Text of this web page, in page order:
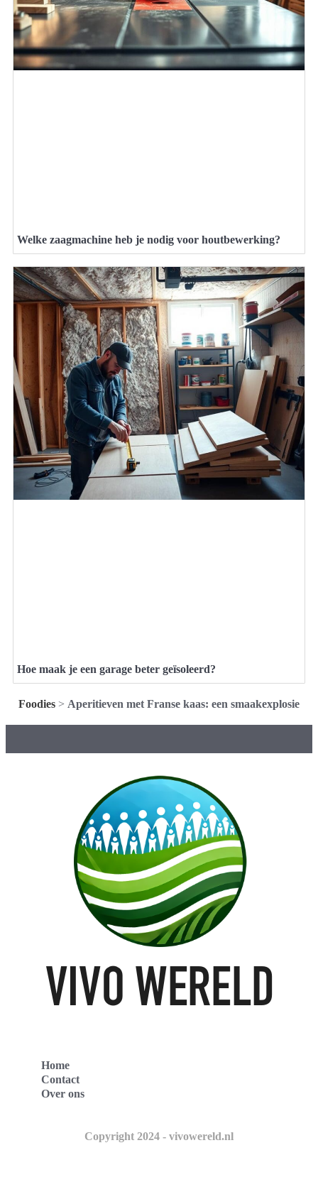
Welke zaagmachine heb je nodig voor houtbewerking?
Hoe maak je een garage beter geïsoleerd?
Foodies > Aperitieven met Franse kaas: een smaakexplosie
Home
Contact
Over ons
Copyright 2024 - vivowereld.nl